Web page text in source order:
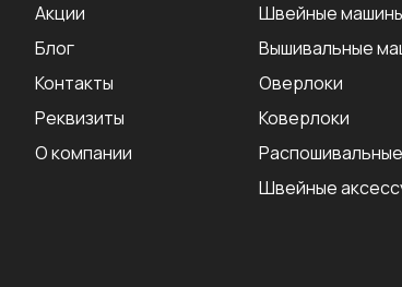
Акции
Блог
Контакты
Реквизиты
О компании
Швейные
Вышивальные
Оверлоки
Коверлоки
Швейные